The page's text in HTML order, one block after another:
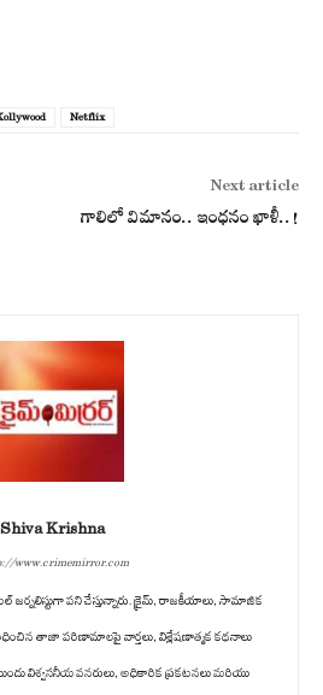
Netflix
Next article
గాలిలో విమానం.. ఇంధనం ఖాళీ..!
Shiva Krishna
www.crimemirror.com
జర్నలిస్టుగా పని చేస్తున్నారు. క్రైమ్, రాజకీయాలు, సామాజిక
తాజా పరిణామాలపై వార్తలు, విశ్లేషణాత్మక కథనాలు
ముందు విశ్వసనీయ వనరులు, అధికారిక ప్రకటనలు మరియు